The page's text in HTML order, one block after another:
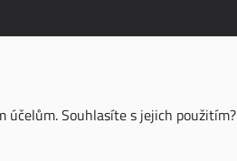
účelům. Souhlasíte s jejich použitím?